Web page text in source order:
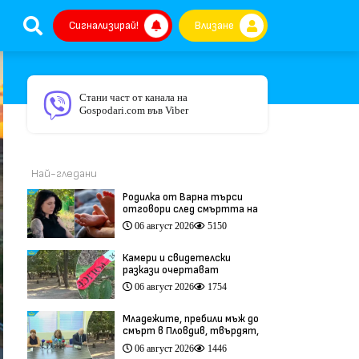
Сигнализирай! Влизане
Стани част от канала на
Gospodari.com във Viber
Най-гледани
Родилка от Варна търси
отговори след смъртта на
бебето ѝ дни преди секцио
(видео)
06 август 2026 5150
Камери и свидетелски
разкази очертават
хронологията на фаталния
побой край Младежкия хълм
06 август 2026 1754
Младежите, пребили мъж до
смърт в Пловдив, твърдят,
че са „ловци на педофили”
(видео)
06 август 2026 1446